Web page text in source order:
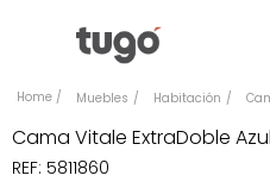
Muebles Habitación
Cama Vitale ExtraDoble
REF: 5811860
Comedor
Silla